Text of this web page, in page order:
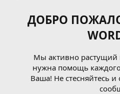
ДОБРО
Мы активно растущий
нужна помощь
Ваша! Не стесняйтесь